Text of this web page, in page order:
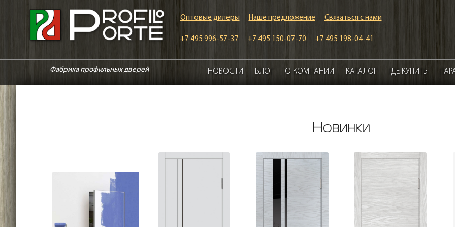
Оптовые дилеры Наше предложение Связаться с нами
+7 495 996-57-37 +7 495 150-07-70 +7 495 198-04-41
Фабрика профильных дверей НОВОСТИ БЛОГ О КОМПАНИИ КАТАЛОГ ГДЕ КУПИТЬ
Новинки